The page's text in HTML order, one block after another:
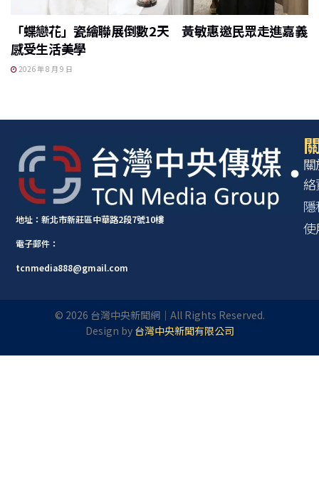
「蝶戀花」瓷繪聯展倒數2天 黃敏惠邀民眾走進嘉義
感受生活美學
2026 年 8 月 9 日
地址：新北市新莊區中華路2段7號10樓
電子郵件：
tcnmedia888@gmail.com
© 2026 台灣中央新聞網｜All Rights Reserved.
Design by 台灣中央新聞有限公司